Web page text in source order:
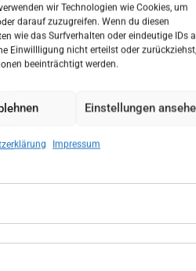
wir Technologien wie Cookies, um
darauf zuzugreifen. Wenn du diesen
wie das Surfverhalten oder eindeutige IDs
Einwillligung nicht erteilst oder zurückziehst,
beeinträchtigt werden.
Einstellungen
Impressum